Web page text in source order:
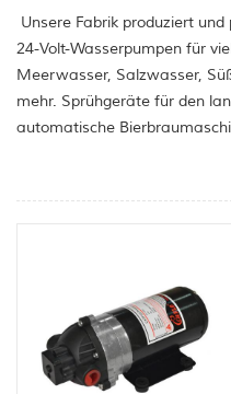
Unsere Fabrik produziert
24-Volt-Wasserpumpen für
Meerwasser, Salzwasser,
mehr. Sprühgeräte für den
automatische